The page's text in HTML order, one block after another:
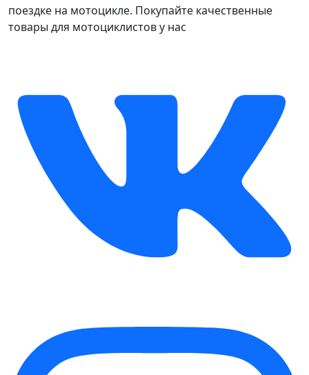
поездке на мотоцикле. Покупайте качественные
товары для мотоциклистов у нас